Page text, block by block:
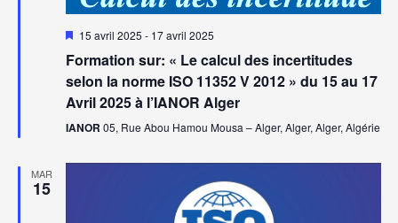
Mis
avant
15 avril 2025 - 17 avril 2025
Formation sur: « Le calcul des incertitudes
selon la norme ISO 11352 V 2012 » du 15 au 17
Avril 2025 à l’IANOR Alger
IANOR 05, Rue Abou Hamou Mousa – Alger, Alger, Alger, Algérie
MAR
15